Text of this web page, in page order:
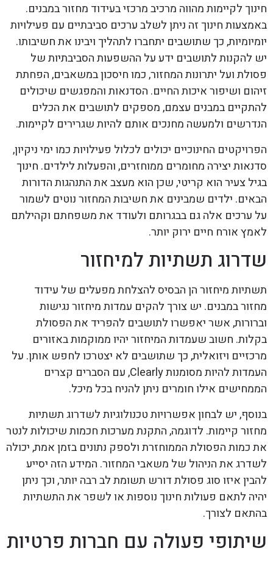
חינוך לקיימות מהווה מרכיב מרכזי בעידוד מחזור במבנים.
באמצעות חינוך זה ניתן לשלב ערכים סביבתיים עם פעילויות
יומיומיות, כך שתושבים יתחברו לתהליך ויבינו את חשיבותו.
יש להקנות לתושבים ידע על ההשפעות הסביבתיות של
פסולת ועל יתרונות המחזור, כמו חיסכון במשאבים, הפחתת
זיהום ושיפור איכות החיים. הסדנאות והמפגשים שיכולים
להתקיים במבנים עצמם, מספקים לתושבים את הכלים
הנדרשים ולמעשה מחנכים אותם להיות שגרירים לקיימות.
הפרויקטים החינוכיים יכולים לכלול פעילויות כמו ימי ניקיון,
סדנאות יצירה מחומרים ממוחזרים, והפעלות לילדים. חינוך
בגיל צעיר הוא קריטי, שכן הוא מעצב את התנהגות הדורות
הבאים. ילדים שמבינים את חשיבות המחזור נוטים לשמור
על ערכים אלה גם בבגרותם ולעודד את משפחתם וקהילתם
לאמץ אורח חיים ירוק יותר.
שדרוג תשתיות למיחזור
תשתיות מיחזור הן הבסיס להצלחת מפעלים של עידוד
מחזור במבנים. יש צורך להקים עמדות מיחזור נגישות
וברורות, אשר יאפשרו לתושבים להפריד את הפסולת
בקלות. חשוב שעמדות המיחזור יהיו ממוקמות באזורים
מרכזיים ויזואלית, כך שתושבים לא יצטרכו לחפש אותן. על
העמדות להיות מסומנות Clearly, עם הסברים קצרים
הממחישים אילו חומרים ניתן להניח בכל מיכל.
בנוסף, יש לבחון אפשרויות טכנולוגיות לשדרוג תשתיות
מחזור קיימות. לדוגמה, התקנת מערכות חכמות שיכולות לנטר
את כמות הפסולת הממוחזרת ולספק נתונים בזמן אמת, יכולה
לשדרג את הניהול של משאבי המחזור. המידע הזה יסייע
להבין איזו סוג פסולת דורש תשומת לב רבה יותר, וכך ניתן
יהיה לתאם פעולות חינוך נוספות או לשפר את התשתיות
בהתאם לצורך.
שיתופי פעולה עם חברות פרטיות